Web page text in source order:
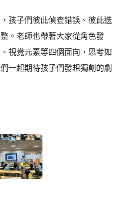
孩子們彼此偵查錯誤、彼此迭
。老師也帶著大家從角色發
視覺元素等四個面向，思考如
一起期待孩子們發想獨創的劇